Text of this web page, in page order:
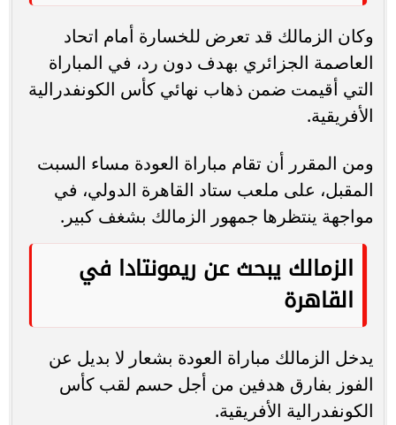
وكان الزمالك قد تعرض للخسارة أمام اتحاد
العاصمة الجزائري بهدف دون رد، في المباراة
التي أقيمت ضمن ذهاب نهائي كأس الكونفدرالية
الأفريقية.
ومن المقرر أن تقام مباراة العودة مساء السبت
المقبل، على ملعب ستاد القاهرة الدولي، في
مواجهة ينتظرها جمهور الزمالك بشغف كبير.
الزمالك يبحث عن ريمونتادا في
القاهرة
يدخل الزمالك مباراة العودة بشعار لا بديل عن
الفوز بفارق هدفين من أجل حسم لقب كأس
الكونفدرالية الأفريقية.